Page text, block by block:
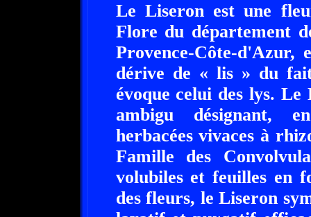
Le Liseron est une
Flore du département
Provence-Côte-d'Azur,
dérive de « lis » du
évoque celui des lys.
ambigu désignant,
herbacées vivaces à
Famille des
volubiles et feuilles en
des fleurs, le Liseron